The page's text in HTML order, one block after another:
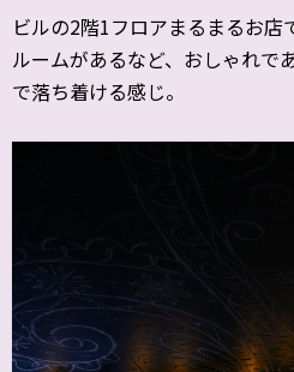
ビルの2階1フロアまるまるお店
ルームがあるなど、おしゃれで
で落ち着ける感じ。